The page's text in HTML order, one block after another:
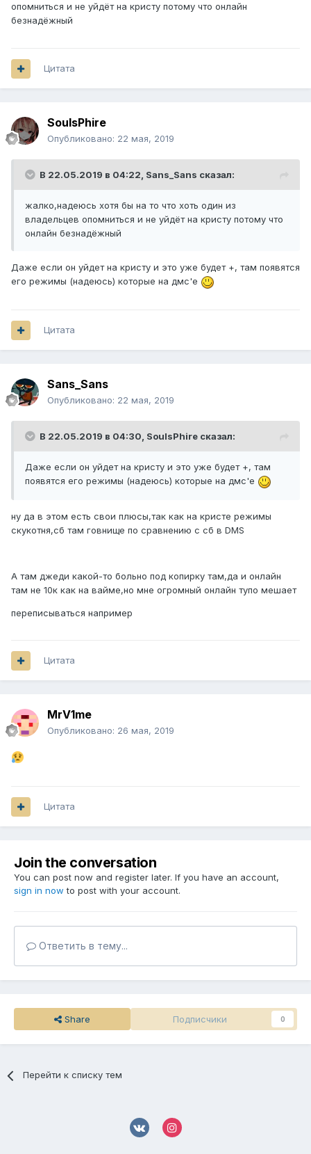
опомниться и не уйдёт на кристу потому что онлайн
безнадёжный
Цитата
SoulsPhire
Опубликовано: 22 мая, 2019
В 22.05.2019 в 04:22, Sans_Sans сказал:
жалко,надеюсь хотя бы на то что хоть один из
владельцев опомниться и не уйдёт на кристу потому что
онлайн безнадёжный
Даже если он уйдет на кристу и это уже будет +, там появятся
его режимы (надеюсь) которые на дмс'е
Цитата
Sans_Sans
Опубликовано: 22 мая, 2019
В 22.05.2019 в 04:30, SoulsPhire сказал:
Даже если он уйдет на кристу и это уже будет +, там
появятся его режимы (надеюсь) которые на дмс'е
ну да в этом есть свои плюсы,так как на кристе режимы
скукотня,сб там говнище по сравнению с сб в DMS
А там джеди какой-то больно под копирку там,да и онлайн
там не 10к как на вайме,но мне огромный онлайн тупо мешает
переписываться например
Цитата
MrV1me
Опубликовано: 26 мая, 2019
Цитата
Join the conversation
You can post now and register later. If you have an account,
sign in now to post with your account.
Ответить в тему...
Share Подписчики 0
Перейти к списку тем